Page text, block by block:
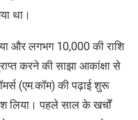
था।
और लगभग 10,000 की राशि
करने की साझा आकांक्षा से
(एम.कॉम) की पढ़ाई शुरू
लिया। पहले साल के खर्चों